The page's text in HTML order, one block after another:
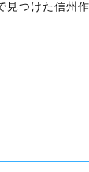
見つけた信州